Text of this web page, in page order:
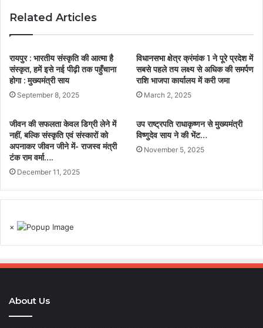
Related Articles
रायपुर : भारतीय संस्कृति की आत्मा है
संस्कृत, हमें इसे नई पीढ़ी तक पहुँचाना
होगा : मुख्यमंत्री साय
September 8, 2025
विधानसभा क्षेत्र क्रंमांक 1 ने पूरे प्रदेश में
सबसे पहले तय लक्ष्य से अधिक की समर्पण
राशि भाजपा कार्यालय में करी जमा
March 2, 2025
जीवन की सफलता केवल डिग्री लेने में
नहीं, बल्कि संस्कृति एवं संस्कारों को
अपनाकर जीवन जीने में- राजस्व मंत्री
टंक राम वर्मा….
December 11, 2025
उप राष्ट्रपति राधाकृष्णन से मुख्यमंत्री
विष्णुदेव साय ने की भेंट…
November 5, 2025
×
About Us